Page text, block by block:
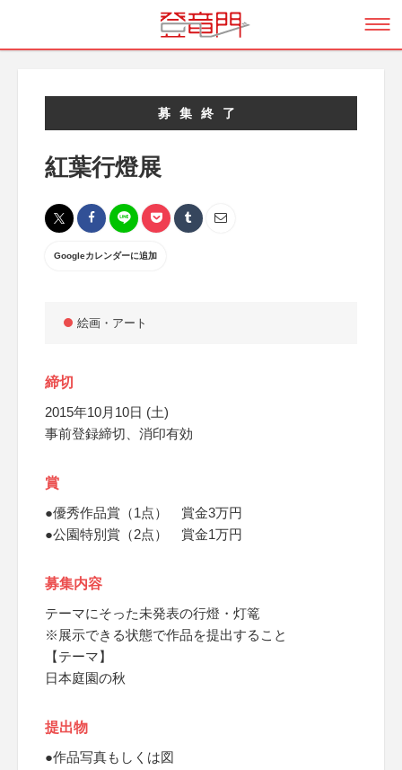
募集終了
紅葉行燈展
Googleカレンダーに追加
絵画・アート
締切
2015年10月10日 (土)
事前登録締切、消印有効
賞
●優秀作品賞（1点） 賞金3万円
●公園特別賞（2点） 賞金1万円
募集内容
テーマにそった未発表の行燈・灯篭
※展示できる状態で作品を提出すること
【テーマ】
日本庭園の秋
提出物
●作品写真もしくは図